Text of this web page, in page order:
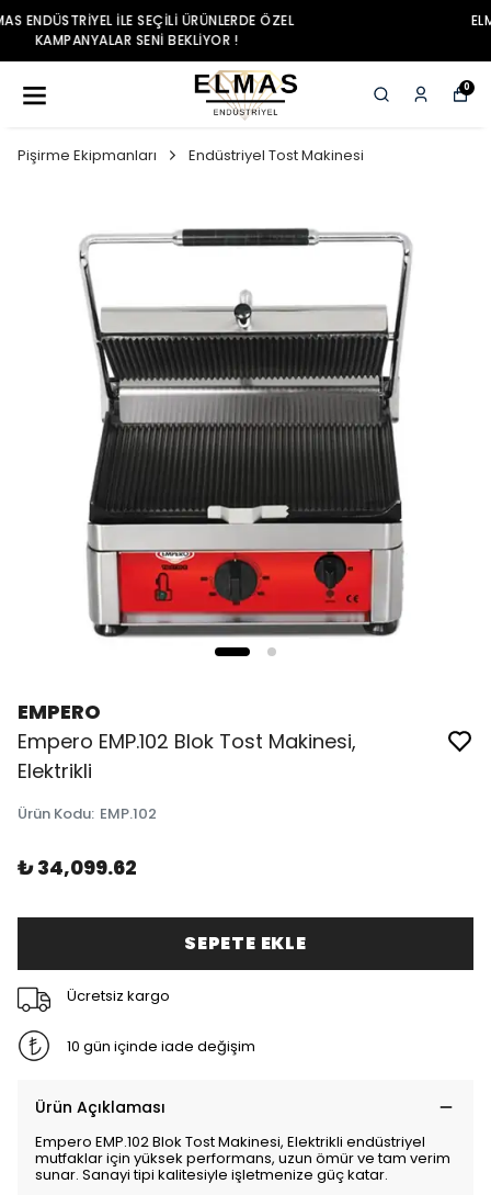
ELMAS ENDÜSTRIYEL ILE SEÇILI ÜRÜNLERDE ÖZEL
KAMPANYALAR SENI BEKLIYOR !
0
Pişirme Ekipmanları Endüstriyel Tost Makinesi
EMPERO
Empero EMP.102 Blok Tost Makinesi,
Elektrikli
Ürün Kodu: EMP.102
₺ 34,099.62
SEPETE EKLE
Ücretsiz kargo
10 gün içinde iade değişim
Ürün Açıklaması
Empero EMP.102 Blok Tost Makinesi, Elektrikli endüstriyel
mutfaklar için yüksek performans, uzun ömür ve tam verim
sunar. Sanayi tipi kalitesiyle işletmenize güç katar.